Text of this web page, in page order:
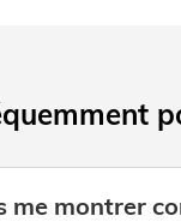
me montrer